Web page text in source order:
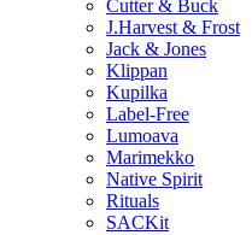
Cutter & Buck
J.Harvest & Frost
Jack & Jones
Klippan
Kupilka
Label-Free
Lumoava
Marimekko
Native Spirit
Rituals
SACKit